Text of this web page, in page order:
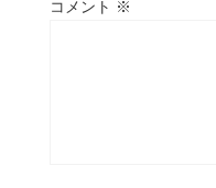
コメント ※